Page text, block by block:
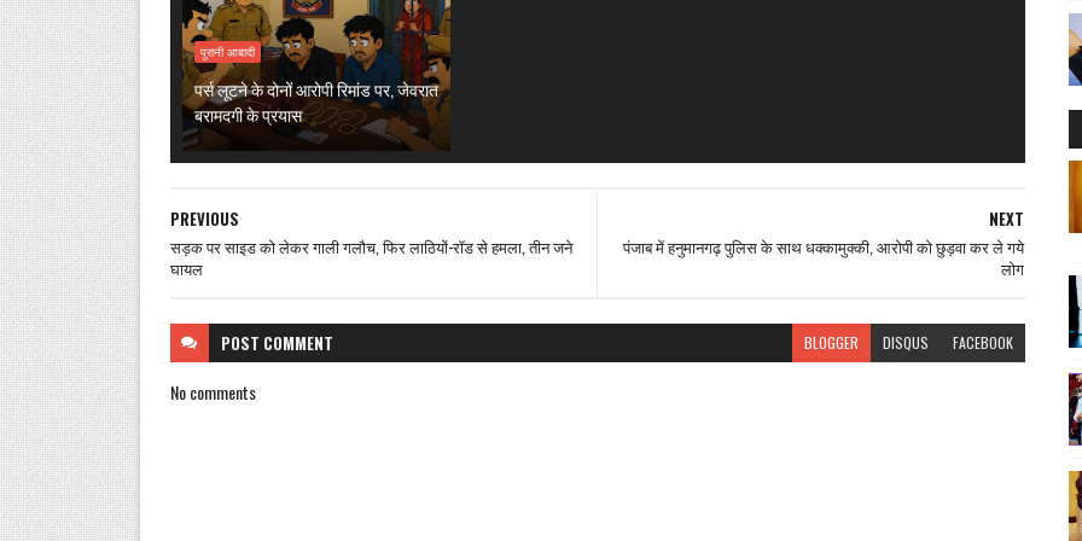
पुरानी आबादी
पर्स लूटने के दोनों आरोपी रिमांड पर, जेवरात
बरामदगी के प्रयास
NEXT
पंजाब में हनुमानगढ़ पुलिस के साथ धक्कामुक्की, आरोपी को छुड़वा कर ले गये
लोग
PREVIOUS
सड़क पर साइड को लेकर गाली गलौच, फिर लाठियों-रॉड से हमला, तीन जने
घायल
POST COMMENT BLOGGER DISQUS FACEBOOK
No comments